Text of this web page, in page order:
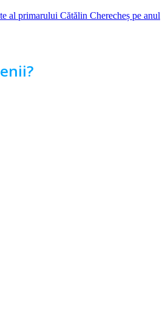
al primarului Cătălin Cherecheș pe anul